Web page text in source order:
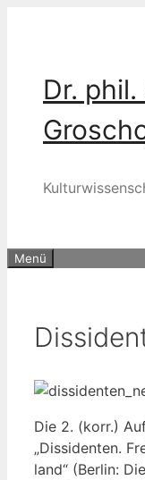
Dr.
Menü
Die 2. (korr.)
„Dis­si­den­ten.
land“ (Ber­lin: